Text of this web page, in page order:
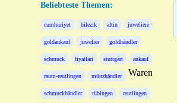
Beliebteste Themen:
cumhuriyet bilezik altin juweliere
goldankauf juwelier goldhändler
schmuck fiyatlari stuttgart ankauf
raum-reutlingen münzhändler
schmuckhändler tübingen reutlingen
Waren